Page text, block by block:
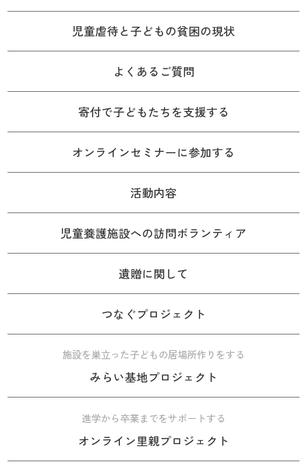
児童虐待と子どもの貧困の現状
よくあるご質問
寄付で子どもたちを支援する
オンラインセミナーに参加する
活動内容
児童養護施設への訪問ボランティア
遺贈に関して
つなぐプロジェクト
施設を巣立った子どもの居場所作りをする
みらい基地プロジェクト
進学から卒業までをサポートする
オンライン里親プロジェクト